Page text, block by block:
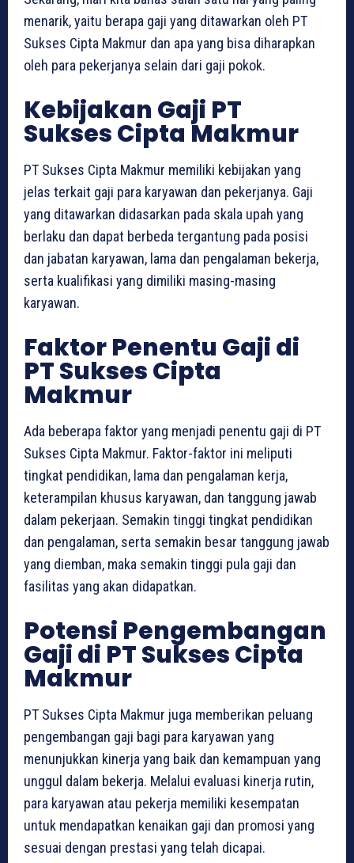
menarik, yaitu berapa gaji yang ditawarkan oleh PT
Sukses Cipta Makmur dan apa yang bisa diharapkan
oleh para pekerjanya selain dari gaji pokok.
Kebijakan Gaji PT
Sukses Cipta Makmur
PT Sukses Cipta Makmur memiliki kebijakan yang
jelas terkait gaji para karyawan dan pekerjanya. Gaji
yang ditawarkan didasarkan pada skala upah yang
berlaku dan dapat berbeda tergantung pada posisi
dan jabatan karyawan, lama dan pengalaman bekerja,
serta kualifikasi yang dimiliki masing-masing
karyawan.
Faktor Penentu Gaji di
PT Sukses Cipta
Makmur
Ada beberapa faktor yang menjadi penentu gaji di PT
Sukses Cipta Makmur. Faktor-faktor ini meliputi
tingkat pendidikan, lama dan pengalaman kerja,
keterampilan khusus karyawan, dan tanggung jawab
dalam pekerjaan. Semakin tinggi tingkat pendidikan
dan pengalaman, serta semakin besar tanggung jawab
yang diemban, maka semakin tinggi pula gaji dan
fasilitas yang akan didapatkan.
Potensi Pengembangan
Gaji di PT Sukses Cipta
Makmur
PT Sukses Cipta Makmur juga memberikan peluang
pengembangan gaji bagi para karyawan yang
menunjukkan kinerja yang baik dan kemampuan yang
unggul dalam bekerja. Melalui evaluasi kinerja rutin,
para karyawan atau pekerja memiliki kesempatan
untuk mendapatkan kenaikan gaji dan promosi yang
sesuai dengan prestasi yang telah dicapai.